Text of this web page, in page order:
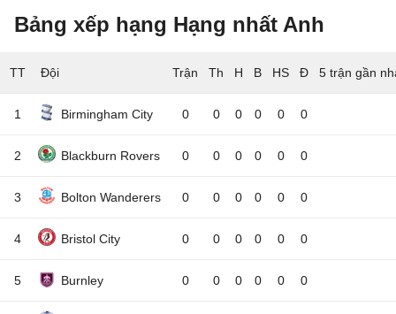
Bảng xếp hạng Hạng nhất Anh
TT Đội 5 trận gần
1 Birmingham City 0 0 0 0 0 0
2 Blackburn Rovers 0 0 0 0 0 0
3 Bolton Wanderers 0 0 0 0 0 0
4 Bristol City 0 0 0 0 0 0
5 Burnley 0 0 0 0 0 0